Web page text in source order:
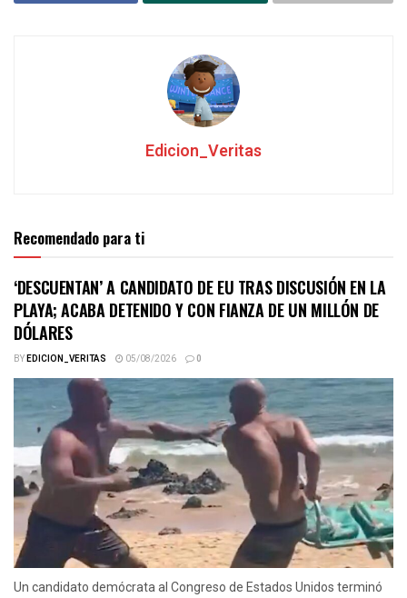
Edicion_Veritas
Recomendado para ti
‘DESCUENTAN’ A CANDIDATO DE EU TRAS DISCUSIÓN EN LA
PLAYA; ACABA DETENIDO Y CON FIANZA DE UN MILLÓN DE
DÓLARES
BYEDICION_VERITAS 05/08/2026 0
Un candidato demócrata al Congreso de Estados Unidos terminó